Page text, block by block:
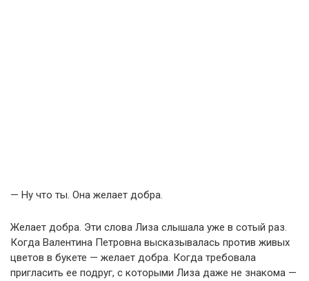
— Ну что ты. Она желает добра.
Желает добра. Эти слова Лиза слышала уже в сотый раз.
Когда Валентина Петровна высказывалась против живых
цветов в букете — желает добра. Когда требовала
пригласить ее подруг, с которыми Лиза даже не знакома —